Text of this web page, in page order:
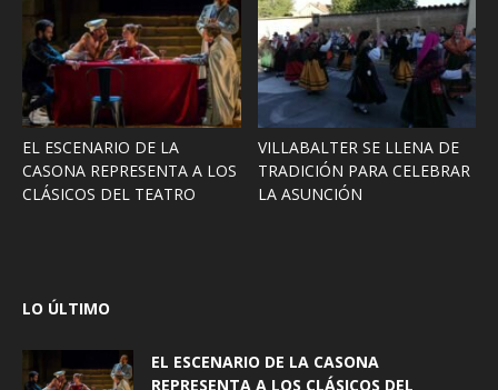
EL ESCENARIO DE LA
CASONA REPRESENTA A LOS
CLÁSICOS DEL TEATRO
VILLABALTER SE LLENA DE
TRADICIÓN PARA CELEBRAR
LA ASUNCIÓN
LO ÚLTIMO
EL ESCENARIO DE LA CASONA
REPRESENTA A LOS CLÁSICOS DEL